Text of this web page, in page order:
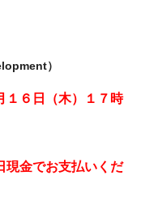
）
１６日（木）１７時
現金でお支払いくだ